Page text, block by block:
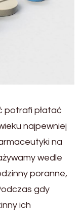
potrafi płatać
najpewniej
na
wedle
poranne,
gdy
ich